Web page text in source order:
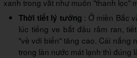
xanh trong vắt như muốn "thanh lọc"
Thời tiết lý tưởng : Ở miền Bắc
lúc tiếng ve bắt đầu râm ran,
"về với biển" tăng cao. Cái nắng
trong làn nước mát lạnh thì đúng